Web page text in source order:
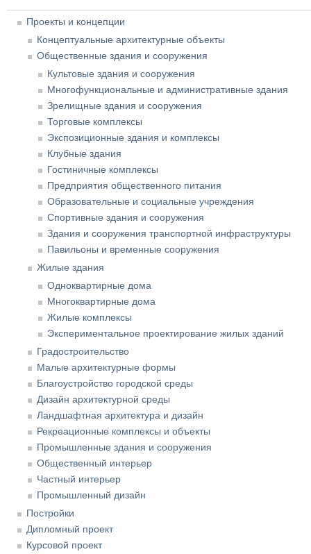
Проекты и концепции
Концептуальные архитектурные объекты
Общественные здания и сооружения
Культовые здания и сооружения
Многофункциональные и административные здания
Зрелищные здания и сооружения
Торговые комплексы
Экспозиционные здания и комплексы
Клубные здания
Гостиничные комплексы
Предприятия общественного питания
Образовательные и социальные учреждения
Спортивные здания и сооружения
Здания и сооружения транспортной инфраструктуры
Павильоны и временные сооружения
Жилые здания
Одноквартирные дома
Многоквартирные дома
Жилые комплексы
Экспериментальное проектирование жилых зданий
Градостроительство
Малые архитектурные формы
Благоустройство городской среды
Дизайн архитектурной среды
Ландшафтная архитектура и дизайн
Рекреационные комплексы и объекты
Промышленные здания и сооружения
Общественный интерьер
Частный интерьер
Промышленный дизайн
Постройки
Дипломный проект
Курсовой проект